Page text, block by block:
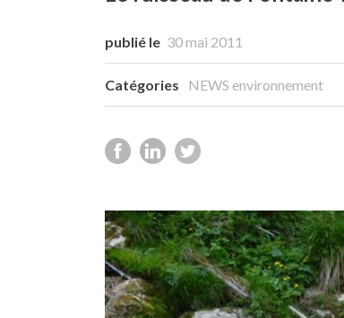
publié le 30 mai 2011
Catégories NEWS environnement